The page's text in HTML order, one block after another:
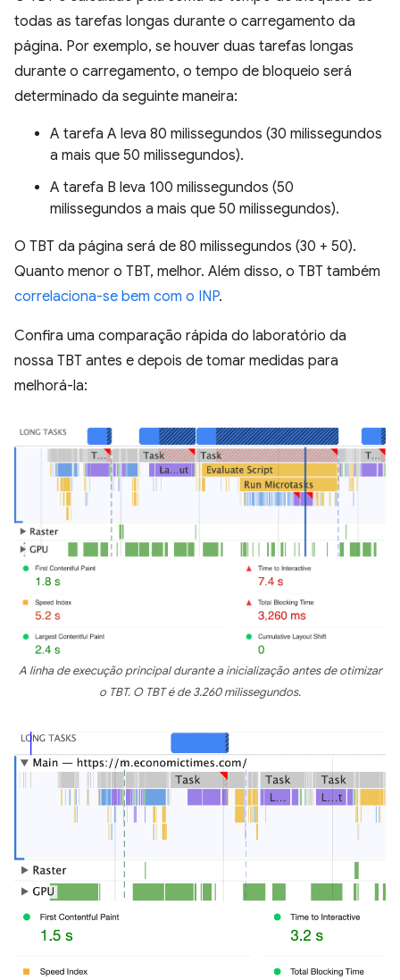
todas as tarefas longas durante o carregamento da
página. Por exemplo, se houver duas tarefas longas
durante o carregamento, o tempo de bloqueio será
determinado da seguinte maneira:
A tarefa A leva 80 milissegundos (30 milissegundos
a mais que 50 milissegundos).
A tarefa B leva 100 milissegundos (50
milissegundos a mais que 50 milissegundos).
O TBT da página será de 80 milissegundos (30 + 50).
Quanto menor o TBT, melhor. Além disso, o TBT também
correlaciona-se bem com o INP.
Confira uma comparação rápida do laboratório da
nossa TBT antes e depois de tomar medidas para
melhorá-la:
A linha de execução principal durante a inicialização antes de otimizar
o TBT. O TBT é de 3.260 milissegundos.